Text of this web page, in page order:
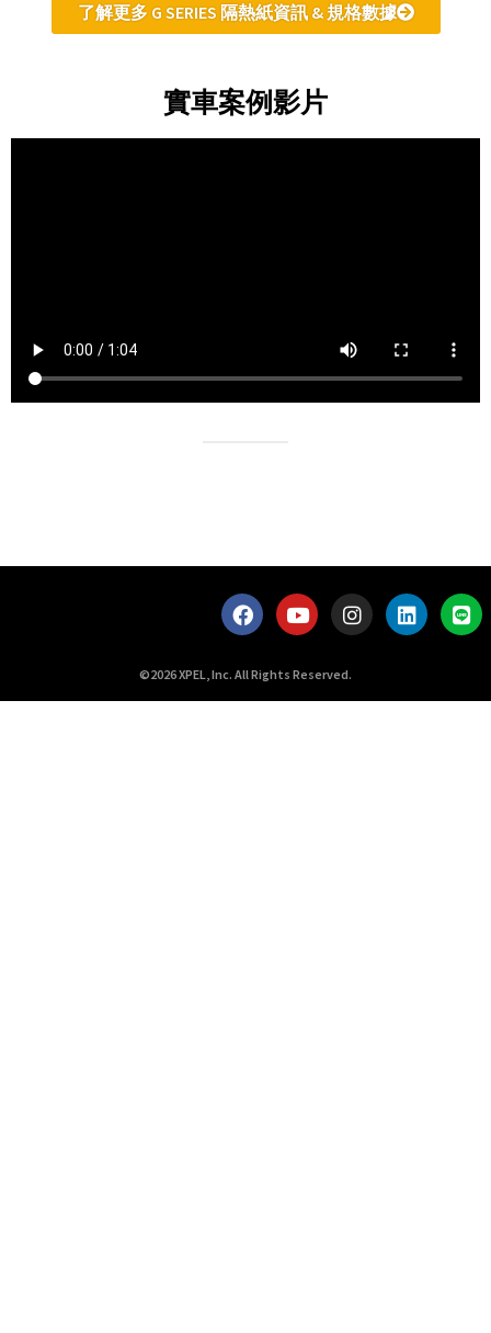
了解更多 G SERIES 隔熱紙資訊 & 規格數據
實車案例影片
©2026 XPEL, Inc. All Rights Reserved.